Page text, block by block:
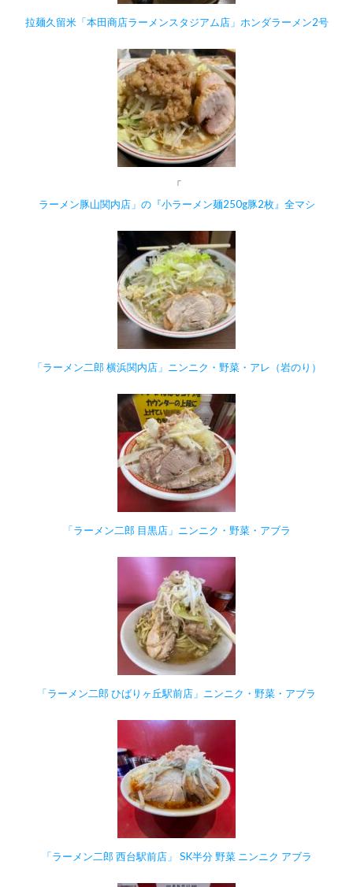
拉麺久留米「本田商店ラーメンスタジアム店」ホンダラーメン2号
「
ラーメン豚山関内店」の『小ラーメン麺250g豚2枚』全マシ
「ラーメン二郎 横浜関内店」ニンニク・野菜・アレ（岩のり）
「ラーメン二郎 目黒店」ニンニク・野菜・アブラ
「ラーメン二郎 ひばりヶ丘駅前店」ニンニク・野菜・アブラ
「ラーメン二郎 西台駅前店」 SK半分 野菜 ニンニク アブラ